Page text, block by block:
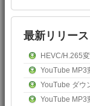
最新リリース
HEVC/H.265
YouTube MP3
YouTube ダウ
YouTube MP3